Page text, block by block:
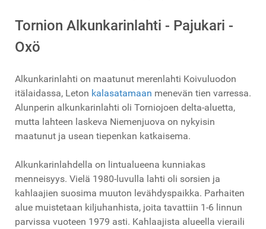
Tornion Alkunkarinlahti - Pajukari -
Oxö
Alkunkarinlahti on maatunut merenlahti Koivuluodon
itälaidassa, Leton kalasatamaan menevän tien varressa.
Alunperin alkunkarinlahti oli Torniojoen delta-aluetta,
mutta lahteen laskeva Niemenjuova on nykyisin
maatunut ja usean tiepenkan katkaisema.
Alkunkarinlahdella on lintualueena kunniakas
menneisyys. Vielä 1980-luvulla lahti oli sorsien ja
kahlaajien suosima muuton levähdyspaikka. Parhaiten
alue muistetaan kiljuhanhista, joita tavattiin 1-6 linnun
parvissa vuoteen 1979 asti. Kahlaajista alueella vieraili